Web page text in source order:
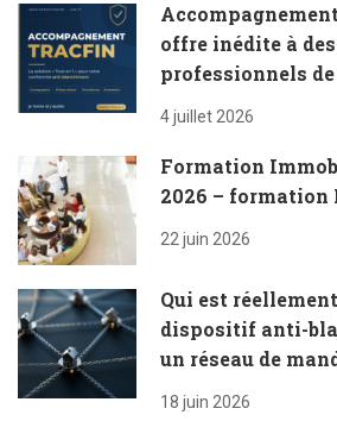
offre inédite à
professionnels
4 juillet 2026
Formation
2026 – formation
22 juin 2026
Qui est
dispositif anti-
un réseau de
18 juin 2026